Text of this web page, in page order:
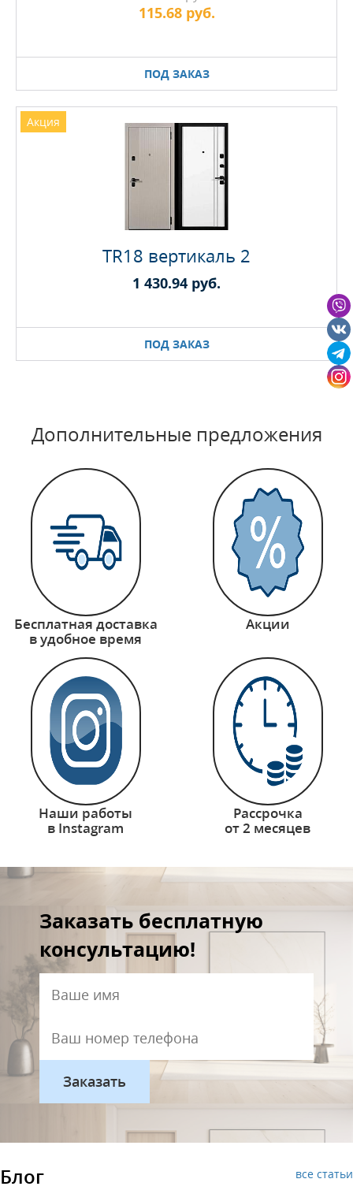
ПОД ЗАКАЗ
115.68 руб.
Акция
TR18 вертикаль 2
ПОД ЗАКАЗ
1 430.94 руб.
Дополнительные предложения
Бесплатная доставка
в удобное время
Акции
Наши работы
в Instagram
Рассрочка
от 2 месяцев
Заказать бесплатную
консультацию!
Блог все статьи